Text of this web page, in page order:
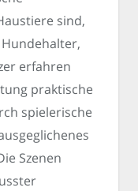
sind,
erfahren
praktische
spielerische
Szenen